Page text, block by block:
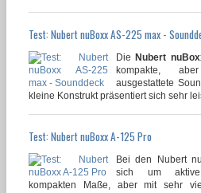
Test: Nubert nuBoxx AS-225 max -
DieNubert
kompakte,
ausgestattete
kleine Konstrukt präsentiert sich sehr
Test: Nubert nuBoxx A-125 Pro
Bei den Nubert
sich um aktive
kompakten Maße, aber mit sehr